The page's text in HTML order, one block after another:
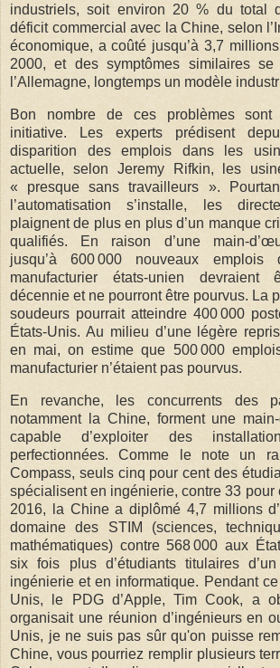
industriels, soit environ 20 % du total
déficit commercial avec la Chine, selon
économique, a coûté jusqu’à 3,7
2000, et des symptômes similaires
l’Allemagne, longtemps un modèle
Bon nombre de ces problèmes
initiative. Les experts prédisent
disparition des emplois dans les
actuelle, selon Jeremy Rifkin, les
« presque sans travailleurs ».
l’automatisation s’installe, les
plaignent de plus en plus d’un manque
qualifiés. En raison d’une main-
jusqu’à 600 000 nouveaux
manufacturier états-unien devraient
décennie et ne pourront être pourvus. La
soudeurs pourrait atteindre 400 000
États-Unis. Au milieu d’une légère
en mai, on estime que 500 000
manufacturier n’étaient pas pourvus.
En revanche, les concurrents des
notamment la Chine, forment une
capable d’exploiter des
perfectionnées. Comme le note un
Compass, seuls cinq pour cent des
spécialisent en ingénierie, contre 33 pour
2016, la Chine a diplômé 4,7 millions
domaine des STIM (sciences,
mathématiques) contre 568 000 aux
six fois plus d’étudiants titulaires
ingénierie et en informatique. Pendant
Unis, le PDG d’Apple, Tim Cook, a
organisait une réunion d’ingénieurs en
Unis, je ne suis pas sûr qu'on puisse
Chine, vous pourriez remplir plusieurs